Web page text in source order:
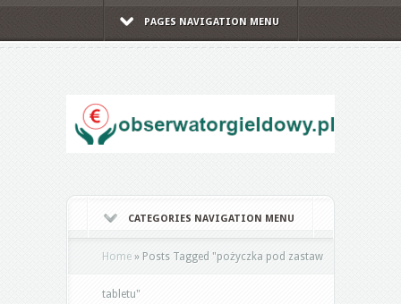
PAGES NAVIGATION MENU
CATEGORIES NAVIGATION MENU
Home » Posts Tagged "pożyczka pod zastaw
tabletu"